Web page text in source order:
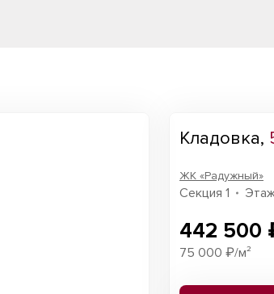
Кладовка,
ЖК «Радужный»
Секция 1
442 500
75 000 ₽/м²